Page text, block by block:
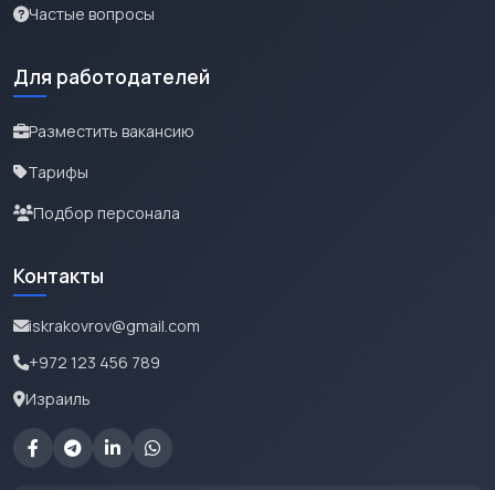
Частые вопросы
Для работодателей
Разместить вакансию
Тарифы
Подбор персонала
Контакты
iskrakovrov@gmail.com
+972 123 456 789
Израиль